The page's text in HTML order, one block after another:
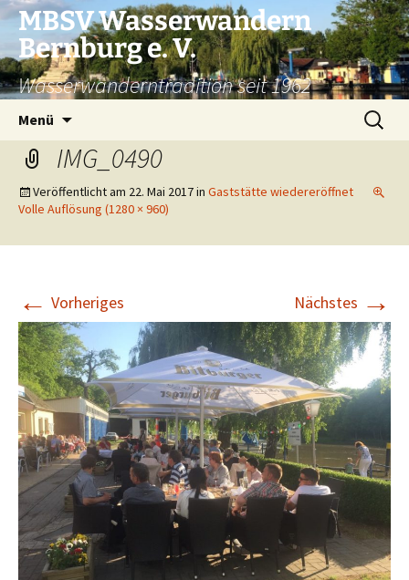
Zum
Inhalt
springen
MBSV Wasserwandern
Bernburg e. V.
Wasserwanderntradition seit 1962
Menü
Suchen
nach:
IMG_0490
Veröffentlicht am 22. Mai 2017in Gaststätte wiedereröffnet
Volle Auflösung (1280 × 960)
← Vorheriges Nächstes →